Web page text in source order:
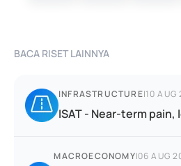
BACA RISET LAINNYA
INFRASTRUCTURE|10 AUG
ISAT - Near-term
MACROECONOMY|06 AUG